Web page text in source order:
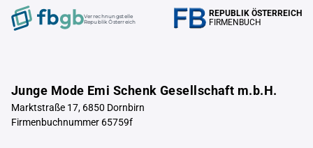
Verrechnungstelle
Republik Österreich
REPUBLIK ÖSTERREICH
FIRMENBUCH
Junge Mode Emi Schenk Gesellschaft m.b.H.
Marktstraße 17, 6850 Dornbirn
Firmenbuchnummer 65759f